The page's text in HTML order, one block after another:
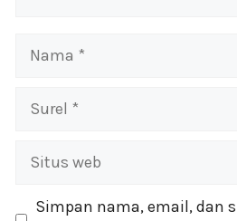
Nama
Surel
Situs
Simpan nama, email, dan